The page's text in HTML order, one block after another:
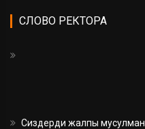
СЛОВО РЕКТОРА
Сиздерди жалпы мусулман